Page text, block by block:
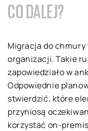
CO DALEJ?
Migracja do
organizacji. Takie
zapowiedziało w
Odpowiednie
stwierdzić, które
przyniosą
korzystać on-